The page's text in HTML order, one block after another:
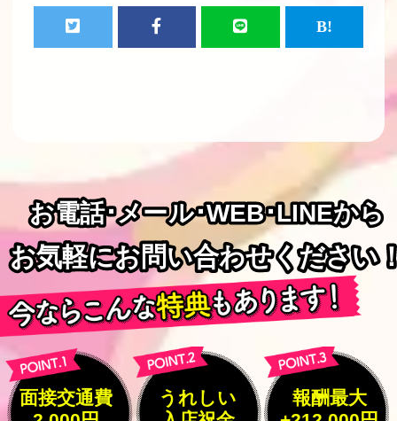
お電話･メール･WEB･LINEから
お電話･メール･WEB･LINEから
お気軽にお問い合わせください
お気軽にお問い合わせください
面接交通費
うれしい
報酬最大